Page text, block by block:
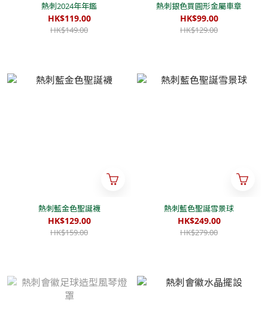
熱刺2024年年鑑
HK$119.00
HK$149.00
熱刺銀色買圓形金屬車章
HK$99.00
HK$129.00
熱刺藍金色聖誕襪
HK$129.00
HK$159.00
熱刺藍色聖誕雪景球
HK$249.00
HK$279.00